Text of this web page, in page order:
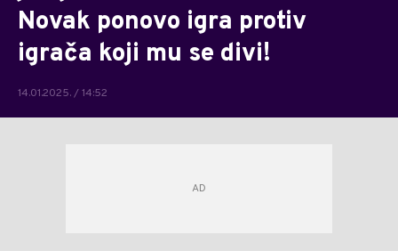
Novak ponovo igra protiv
igrača koji mu se divi!
14.01.2025. / 14:52